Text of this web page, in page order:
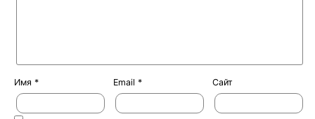
Имя * Email * Сайт